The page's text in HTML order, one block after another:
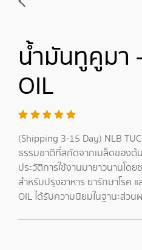
น้ำมันทูคูมา
OIL
(Shipping 3-15 Day) NLB
ธรรมชาติที่สกัดจากเมล็ดของต้
ประวัติการใช้งานมายาวนานโด
สำหรับปรุงอาหาร ยารักษาโรค
OIL ได้รับความนิยมในฐานะส่วน